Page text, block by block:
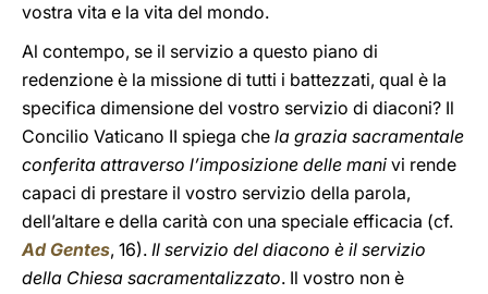
vostra vita e la vita del mondo.
Al contempo, se il servizio a questo piano di
redenzione è la missione di tutti i battezzati, qual è la
specifica dimensione del vostro servizio di diaconi? Il
Concilio Vaticano II spiega che la grazia sacramentale
conferita attraverso l’imposizione delle mani vi rende
capaci di prestare il vostro servizio della parola,
dell’altare e della carità con una speciale efficacia (cf.
Ad Gentes, 16). Il servizio del diacono è il servizio
della Chiesa sacramentalizzato. Il vostro non è